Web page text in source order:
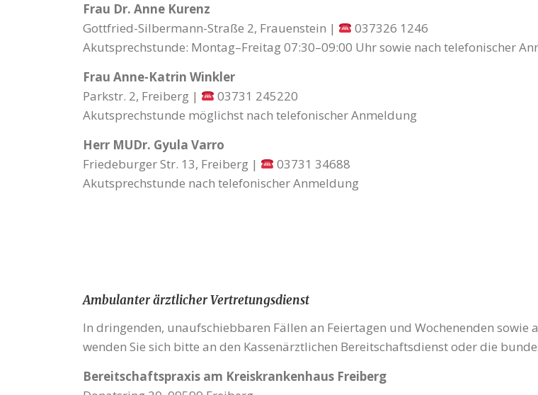
Frau Dr. Anne Kurenz
Gottfried-Silbermann-Straße 2, Frauenstein |
037326 1246
Akutsprechstunde: Montag–Freitag 07:30–09:00 Uhr sowie nach telefonischer
Frau Anne-Katrin Winkler
Parkstr. 2, Freiberg |
03731 245220
Akutsprechstunde möglichst nach telefonischer Anmeldung
Herr MUDr. Gyula Varro
Friedeburger Str. 13, Freiberg |
03731 34688
Akutsprechstunde nach telefonischer Anmeldung
Ambulanter ärztlicher Vertretungsdienst
In dringenden, unaufschiebbaren Fällen an Feiertagen und Wochenenden
wenden Sie sich bitte an den Kassenärztlichen Bereitschaftsdienst oder die
Bereitschaftspraxis am Kreiskrankenhaus Freiberg